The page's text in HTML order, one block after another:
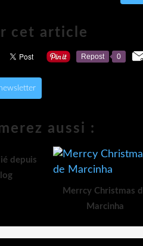
cet article
Repost 0
aussi :
depuis
Merrcy Christmas
Marcinha